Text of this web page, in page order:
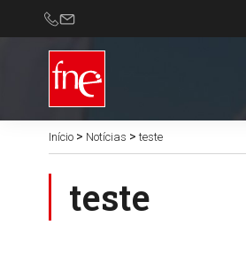
Início > Notícias >teste
teste